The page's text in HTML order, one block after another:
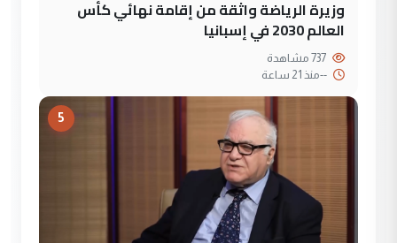
وزيرة الرياضة واثقة من إقامة نهائي كأس
العالم 2030 في إسبانيا
--منذ 21 ساعة
5